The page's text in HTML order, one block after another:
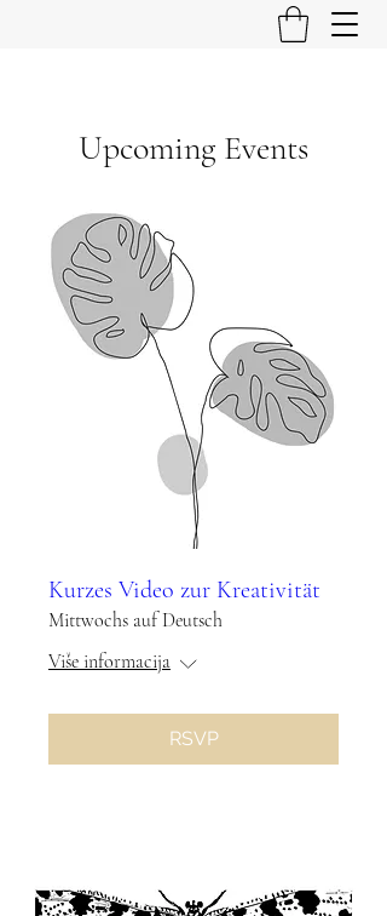
Upcoming Events
Kurzes Video zur Kreativität
Mittwochs auf Deutsch
Više informacija
RSVP